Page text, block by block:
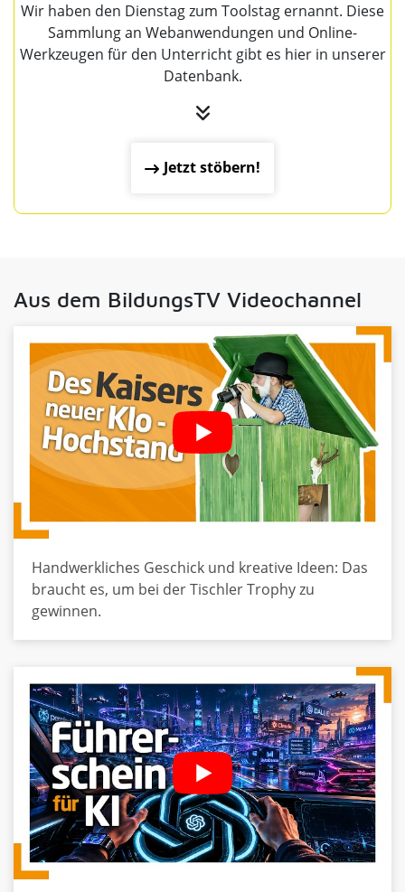
Wir haben den Dienstag zum Toolstag ernannt. Diese
Sammlung an Webanwendungen und Online-
Werkzeugen für den Unterricht gibt es hier in unserer
Datenbank.
Jetzt stöbern!
Aus dem BildungsTV Videochannel
Handwerkliches Geschick und kreative Ideen: Das
braucht es, um bei der Tischler Trophy zu
gewinnen.